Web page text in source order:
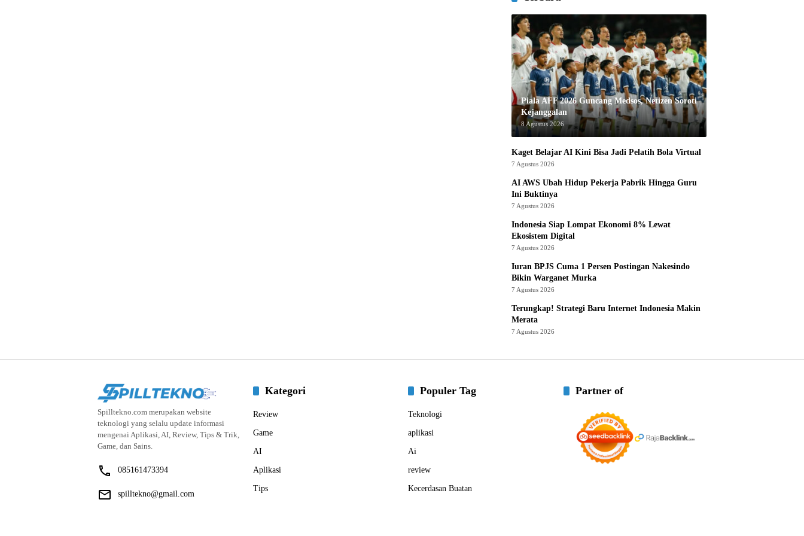
Piala AFF 2026 Guncang Medsos, Netizen Soroti
Kejanggalan
8 Agustus 2026
Kaget Belajar AI Kini Bisa Jadi Pelatih Bola Virtual
7 Agustus 2026
AI AWS Ubah Hidup Pekerja Pabrik Hingga Guru
Ini Buktinya
7 Agustus 2026
Indonesia Siap Lompat Ekonomi 8% Lewat
Ekosistem Digital
7 Agustus 2026
Iuran BPJS Cuma 1 Persen Postingan Nakesindo
Bikin Warganet Murka
7 Agustus 2026
Terungkap! Strategi Baru Internet Indonesia Makin
Merata
7 Agustus 2026
Spilltekno.com merupakan website
teknologi yang selalu update informasi
mengenai Aplikasi, AI, Review, Tips & Trik,
Game, dan Sains.
085161473394
spilltekno@gmail.com
Kategori
Review
Game
AI
Aplikasi
Tips
Populer Tag
Teknologi
aplikasi
Ai
review
Kecerdasan Buatan
Partner of